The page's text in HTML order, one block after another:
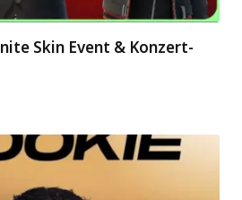
Skin Event & Konzert-